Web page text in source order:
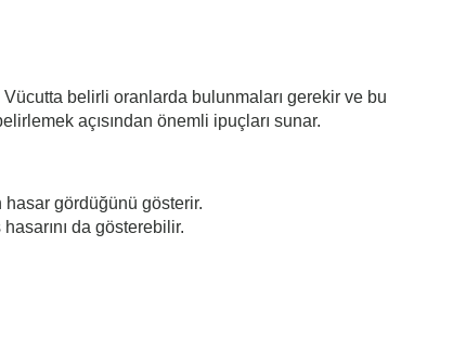
belirli oranlarda bulunmaları gerekir ve bu
açısından önemli ipuçları sunar.
gördüğünü gösterir.
da gösterebilir.